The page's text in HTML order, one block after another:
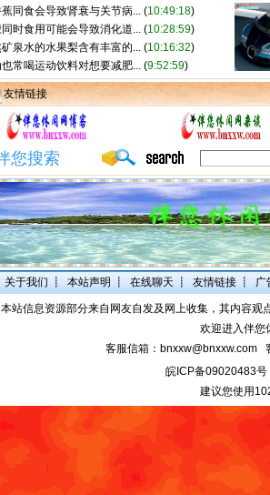
同食会导致肾衰与关节病... (10:49:18)
时食用可能会导致消化道... (10:28:59)
泉水的水果梨含有丰富的... (10:16:32)
常喝运动饮料对想要减肥... (9:52:59)
友情链接
您搜索
关于我们 ┋ 本站声明 ┋ 在线聊天 ┋ 友情链接 ┋ 广
本站信息资源部分来自网友自发及网上收集，其内容
欢迎进入伴您
客服信箱：bnxxw@bnxxw.com
皖ICP备09020483号
建议您使用